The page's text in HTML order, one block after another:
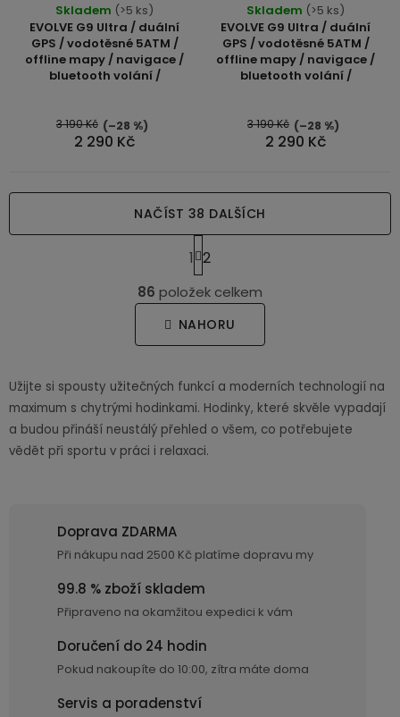
EVOLVE G9 Ultra / duální
GPS / vodotěsné 5ATM /
offline mapy / navigace /
bluetooth volání /
Skladem (>5 ks)
2 290 Kč
3 190 Kč (–28 %)
EVOLVE G9 Ultra / duální
GPS / vodotěsné 5ATM /
offline mapy / navigace /
bluetooth volání /
Skladem (>5 ks)
2 290 Kč
3 190 Kč (–28 %)
O
v
l
á
a
c
í
p
v
p
i
s
u
NAČÍST 38 DALŠÍCH
S
t
r
á
n
á
n
í
1 2
86 položek celkem
NAHORU
Užijte si spousty užitečných funkcí a moderních technologií na
maximum s chytrými hodinkami. Hodinky, které skvěle vypadají
a budou přináší neustálý přehled o všem, co potřebujete
vědět při sportu v práci i relaxaci.
Doprava ZDARMA
Při nákupu nad 2500 Kč platíme dopravu my
99.8 % zboží skladem
Připraveno na okamžitou expedici k vám
Doručení do 24 hodin
Pokud nakoupíte do 10:00, zítra máte doma
Servis a poradenství